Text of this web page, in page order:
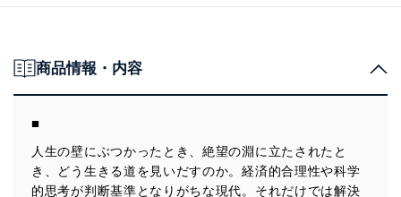
商品情報・内容
■
人生の壁にぶつかったとき、絶望の淵に立たされたと
き、どう生きる道を見いだすのか。経済的合理性や科学
的思考が判断基準となりがちな現代。それだけでは解決